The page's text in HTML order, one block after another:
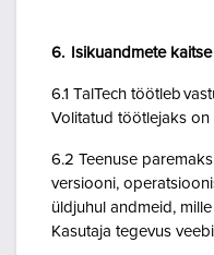
6. Isikuandmete kaitse
6.1 TalTech töötleb
Volitatud töötlejaks
6.2 Teenuse
versiooni,
üldjuhul andmeid,
Kasutaja tegevus